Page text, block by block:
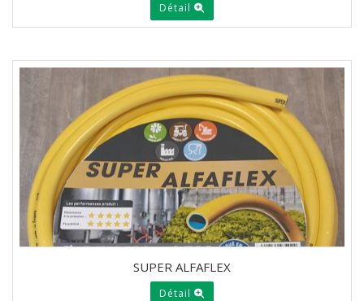
Détail
SUPER ALFAFLEX
Détail